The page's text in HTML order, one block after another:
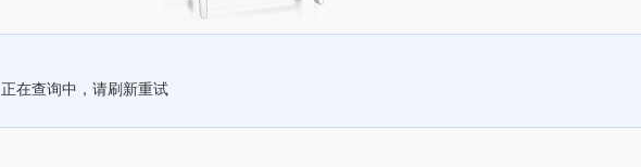
正在查询中，请刷新重试